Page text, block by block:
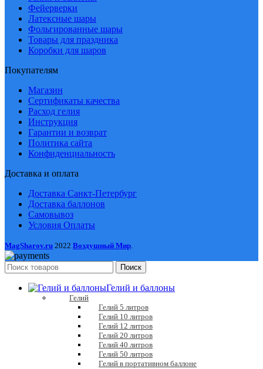
Фейерверки
Латексные шары
Фольгированные шары
Товары для праздника
Коробки для шаров
Покупателям
Магазин
Сертификаты качества
Расход гелия
Инструкция
Гарантии и возврат
Политика сайта
Конфиденциальность
Доставка и оплата
Доставка Санкт-Петербург
Доставка баллонов
Самовывоз
Условия Оплаты
MagSharov.ru 2022 Воздушный Мир
Поиск
Гелий и баллоны
Гелий
Гелий 5 литров
Гелий 10 литров
Гелий 12 литров
Гелий 20 литров
Гелий 40 литров
Гелий 50 литров
Гелий в портативном баллоне